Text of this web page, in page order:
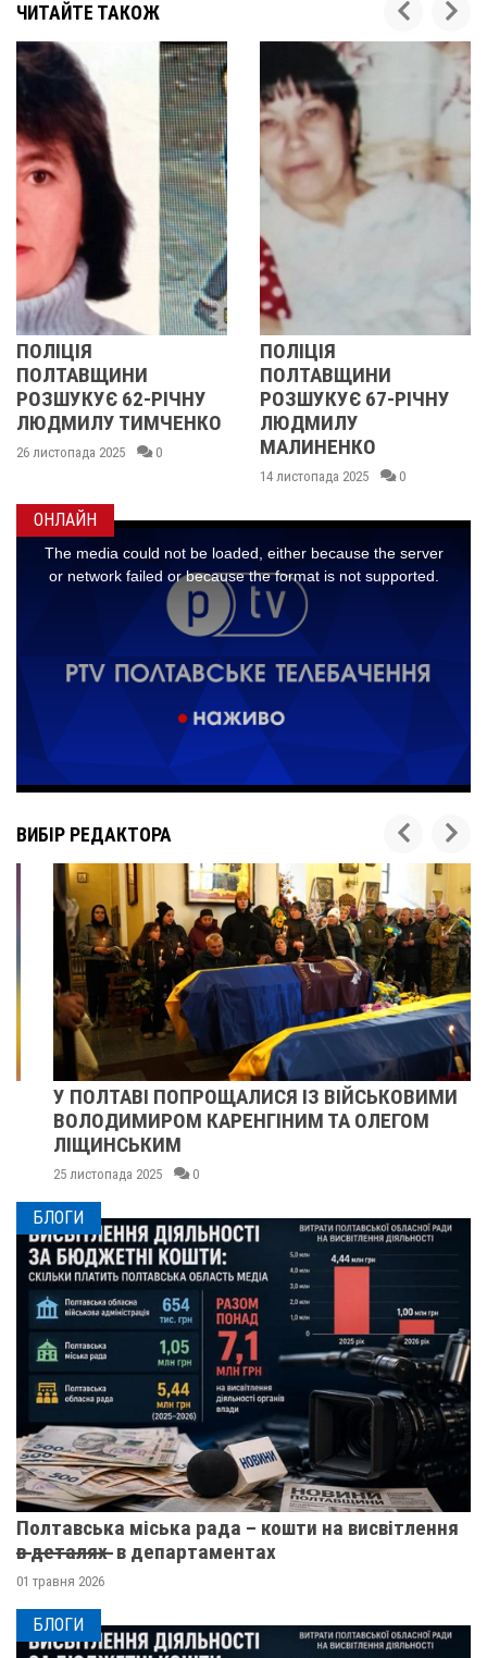
ЧИТАЙТЕ ТАКОЖ
62-РІЧНУ
ТИМЧЕНКО
0
ПОЛТАВЩИНИ
РОЗШУКУЄ 67-РІЧНУ
ЛЮДМИЛУ
МАЛИНЕНКО
14 листопада 2025 0
ОНЛАЙН
ВИБІР РЕДАКТОРА
У ПОЛТАВІ ПОПРОЩАЛИСЯ ІЗ ВІЙСЬКОВИМИ
ВОЛОДИМИРОМ КАРЕНГІНИМ ТА ОЛЕГОМ
ЛІЩИНСЬКИМ
25 листопада 2025 0
БЛОГИ
Полтавська міська рада – кошти на висвітлення
в̶ ̶д̶е̶т̶а̶л̶я̶х̶ ̶ в департаментах
01 травня 2026
БЛОГИ